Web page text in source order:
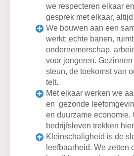
we respecteren elkaar
gesprek met elkaar, altijd.
We bouwen aan een
werkt: echte banen,
ondernemerschap,
voor jongeren.
steun, de toekomst van
telt.
Met elkaar werken we
en gezonde
en duurzame economie.
bedrijfsleven trekken
Kleinschaligheid is de
leefbaarheid. We zetten